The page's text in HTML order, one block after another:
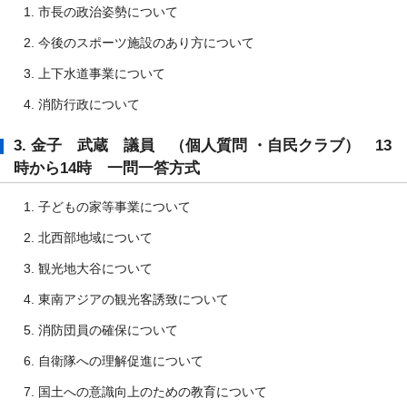
市長の政治姿勢について
今後のスポーツ施設のあり方について
上下水道事業について
消防行政について
3. 金子 武蔵 議員 （個人質問 ・自民クラブ） 13
時から14時 一問一答方式
子どもの家等事業について
北西部地域について
観光地大谷について
東南アジアの観光客誘致について
消防団員の確保について
自衛隊への理解促進について
国土への意識向上のための教育について